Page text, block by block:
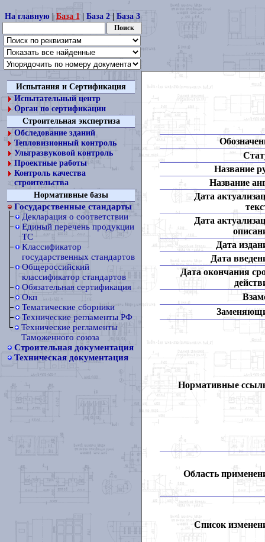
На главную| База 1| База 2| База 3
Испытания и Сертификация
Испытательный центр
Орган по сертификации
Строительная экспертиза
Обследование зданий
Тепловизионный контроль
Ультразвуковой контроль
Проектные работы
Контроль качества
строительства
Нормативные базы
Государственные стандарты
Декларация о соответствии
Единый перечень продукции
ТС
Классификатор
государственных стандартов
Общероссийский
классификатор стандартов
Обязательная сертификация
Окп
Тематические сборники
Технические регламенты РФ
Технические регламенты
Таможенного союза
Строительная документация
Техническая документация
Название
Название
Дата
Дата
Дата
Дата
Дата окончания
Нормативные
Область
Список